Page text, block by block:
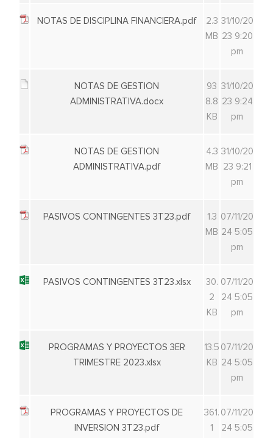
NOTAS DE DISCIPLINA FINANCIERA.pdf
2.3
MB
31/10/20
23 9:20
pm
NOTAS DE GESTION
ADMINISTRATIVA.docx
93
8.8
KB
31/10/20
23 9:24
pm
NOTAS DE GESTION
ADMINISTRATIVA.pdf
4.3
MB
31/10/20
23 9:21
pm
PASIVOS CONTINGENTES 3T23.pdf
1.3
MB
07/11/20
24 5:05
pm
PASIVOS CONTINGENTES 3T23.xlsx
30.
2
KB
07/11/20
24 5:05
pm
PROGRAMAS Y PROYECTOS 3ER
TRIMESTRE 2023.xlsx
13.5
KB
07/11/20
24 5:05
pm
PROGRAMAS Y PROYECTOS DE
INVERSION 3T23.pdf
361.
1
07/11/20
24 5:05